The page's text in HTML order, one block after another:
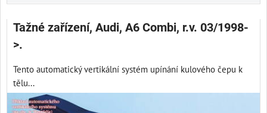
Tažné zařízení, Audi, A6 Combi, r.v. 03/1998-
>.
Tento automatický vertikální systém upínání kulového čepu k
tělu...